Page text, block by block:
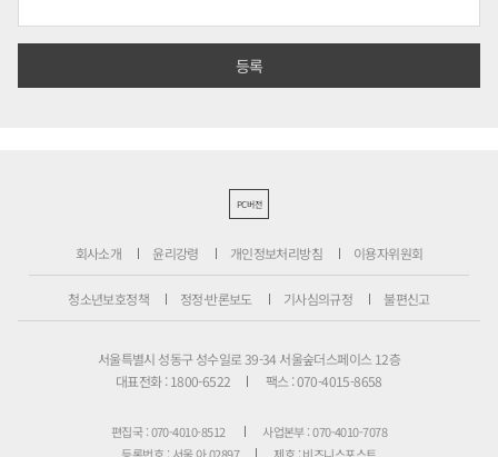
PC버전
회사소개 윤리강령 개인정보처리방침 이용자위원회
청소년보호정책 정정·반론보도 기사심의규정 불편신고
서울특별시 성동구 성수일로 39-34 서울숲더스페이스 12층
대표전화 : 1800-6522
팩스 : 070-4015-8658
편집국 : 070-4010-8512
사업본부 : 070-4010-7078